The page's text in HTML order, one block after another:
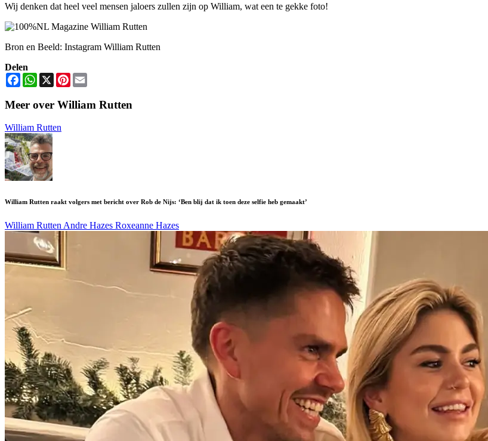
Wij denken dat heel veel mensen jaloers zullen zijn op William, wat een te gekke foto!
Bron en Beeld: Instagram William Rutten
Delen
FacebookWhatsApp
X Pinterest
Meer over William Rutten
William Rutten
William Rutten raakt volgers met bericht over Rob de Nijs: ‘Ben blij dat ik toen deze selfie heb gemaakt’
William Rutten Andre Hazes Roxeanne Hazes